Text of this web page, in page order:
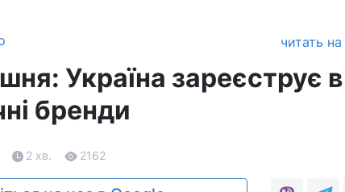
читать
Україна зареєструє
бренди
2 хв. 2162